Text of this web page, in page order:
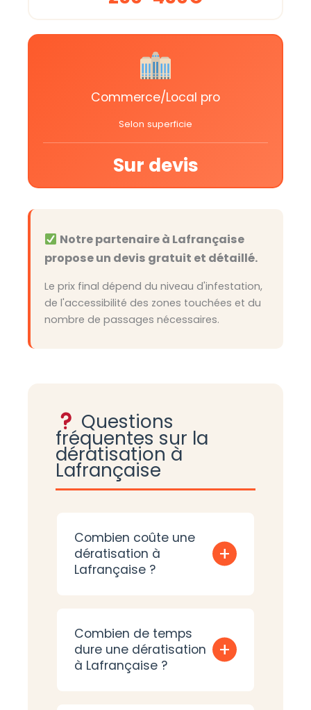
Commerce/Local pro
Selon superficie
Sur devis
Notre partenaire à Lafrançaise
propose un devis gratuit et détaillé.
Le prix final dépend du niveau d'infestation,
de l'accessibilité des zones touchées et du
nombre de passages nécessaires.
Questions
fréquentes sur la
dératisation à
Lafrançaise
Combien coûte une
dératisation à
Lafrançaise ?
+
Combien de temps
dure une dératisation
à Lafrançaise ?
+